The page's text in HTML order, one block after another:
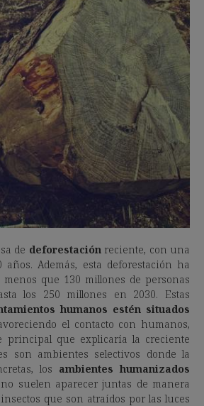
de deforestaciónreciente, con una
Además, esta deforestación ha
menos que 130 millones de personas
los 250 millones en 2030. Estas
humanos estén situados
el contacto con humanos,
principal que explicaría la creciente
son ambientes selectivos donde la
los ambientes humanizados
suelen aparecer juntas de manera
que son atraídos por las luces